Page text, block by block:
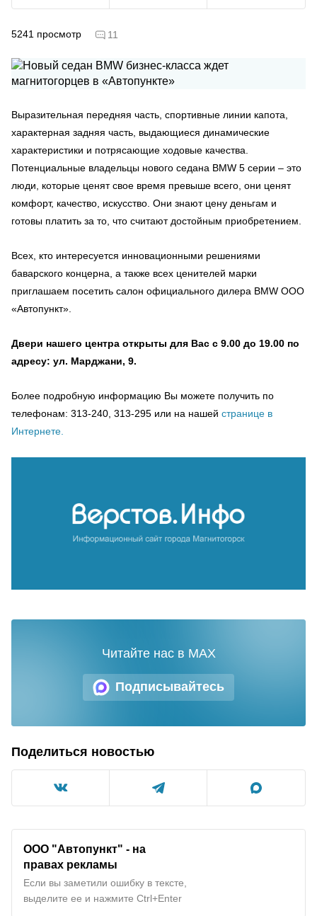
5241 просмотр 11
Выразительная передняя часть, спортивные линии капота,
характерная задняя часть, выдающиеся динамические
характеристики и потрясающие ходовые качества.
Потенциальные владельцы нового седана BMW 5 серии – это
люди, которые ценят свое время превыше всего, они ценят
комфорт, качество, искусство. Они знают цену деньгам и
готовы платить за то, что считают достойным приобретением.
Всех, кто интересуется инновационными решениями
баварского концерна, а также всех ценителей марки
приглашаем посетить салон официального дилера BMW ООО
«Автопункт».
Двери нашего центра открыты для Вас с 9.00 до 19.00 по
адресу: ул. Марджани, 9.
Более подробную информацию Вы можете получить по
телефонам: 313-240, 313-295 или на нашей странице в
Интернете
Подписывайтесь
Читайте нас в MAX
Поделиться новостью
ООО "Автопункт" - на
правах рекламы
Если вы заметили ошибку в тексте,
выделите ее и нажмите Ctrl+Enter